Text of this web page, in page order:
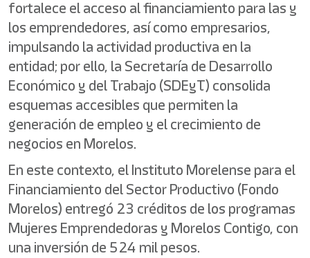
fortalece el acceso al financiamiento para las y
los emprendedores, así como empresarios,
impulsando la actividad productiva en la
entidad; por ello, la Secretaría de Desarrollo
Económico y del Trabajo (SDEyT) consolida
esquemas accesibles que permiten la
generación de empleo y el crecimiento de
negocios en Morelos.
En este contexto, el Instituto Morelense para el
Financiamiento del Sector Productivo (Fondo
Morelos) entregó 23 créditos de los programas
Mujeres Emprendedoras y Morelos Contigo, con
una inversión de 524 mil pesos.